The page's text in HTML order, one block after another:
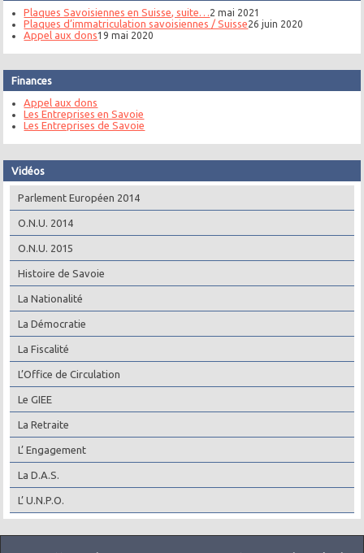
Plaques Savoisiennes en Suisse, suite… 2 mai 2021
Plaques d’immatriculation savoisiennes / Suisse26 juin 2020
Appel aux dons19 mai 2020
Finances
Appel aux dons
Les Entreprises en Savoie
Les Entreprises de Savoie
Vidéos
Parlement Européen 2014
O.N.U. 2014
O.N.U. 2015
Histoire de Savoie
La Nationalité
La Démocratie
La Fiscalité
L’Office de Circulation
Le GIEE
La Retraite
L’ Engagement
La D.A.S.
L’ U.N.P.O.